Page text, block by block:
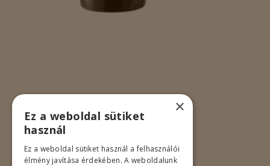
×
Ez a weboldal sütiket
használ
Ez a weboldal sütiket használ a felhasználói
élmény javítása érdekében. A weboldalunk